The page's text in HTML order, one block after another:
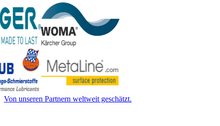
Von unseren Partnern weltweit geschätzt.